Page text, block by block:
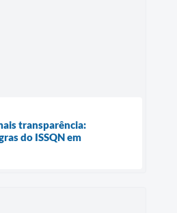
transparência:
do ISSQN em